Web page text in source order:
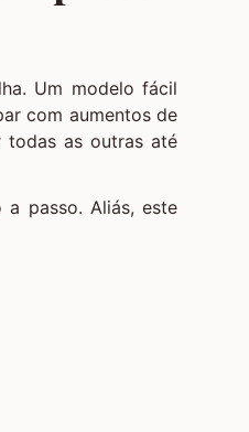
Um modelo fácil
com aumentos de
todas as outras até
passo. Aliás, este